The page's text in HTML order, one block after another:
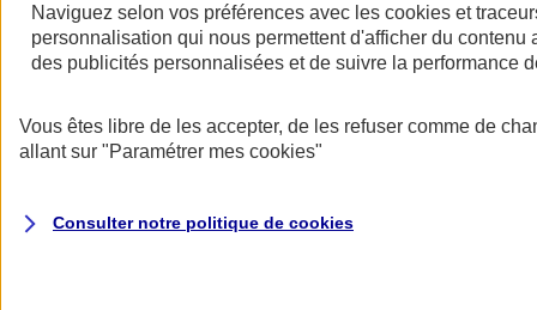
AXA Assurance
Naviguez selon vos préférences avec les cookies et
personnalisation qui nous permettent d'afficher du contenu
des publicités personnalisées et de suivre la performance
Vous êtes libre de les accepter, de les refuser comme de
allant sur "Paramétrer mes cookies"
Consulter notre politique de cookies